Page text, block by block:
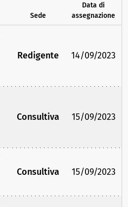
Sede
Data di
assegnazione
Redigente 14/09/2023
Consultiva 15/09/2023
Consultiva 15/09/2023